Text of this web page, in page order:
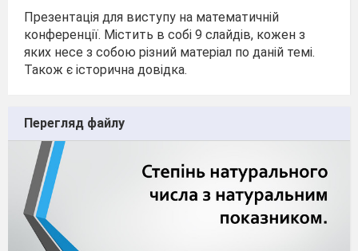
Презентація для виступу на математичній
конференції. Містить в собі 9 слайдів, кожен з
яких несе з собою різний матеріал по даній темі.
Також є історична довідка.
Перегляд файлу